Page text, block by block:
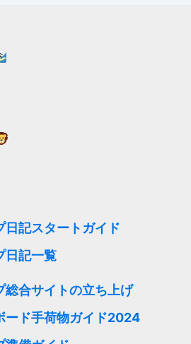
日記スタートガイド
日記一覧
総合サイトの立ち上げ
ード手荷物ガイド2024